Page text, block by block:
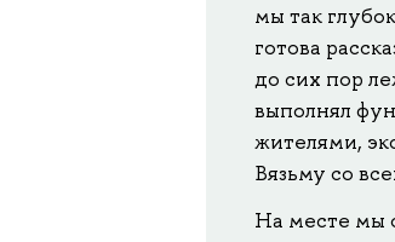
мы так
готова
до сих пор
выполнял
жителями,
Вязьму со
На месте мы